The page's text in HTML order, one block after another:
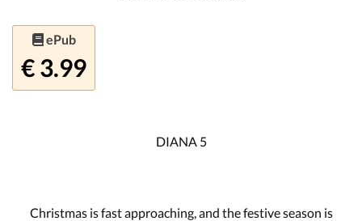
ePub
€ 3.99
DIANA 5
Christmas is fast approaching, and the festive season is